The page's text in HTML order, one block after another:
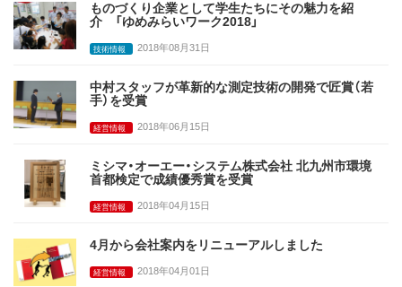
ものづくり企業として学生たちにその魅力を紹
介 「ゆめみらいワーク2018」
技術情報 2018年08月31日
中村スタッフが革新的な測定技術の開発で匠賞（若
手）を受賞
経営情報 2018年06月15日
ミシマ・オーエー・システム株式会社 北九州市環境
首都検定で成績優秀賞を受賞
経営情報 2018年04月15日
4月から会社案内をリニューアルしました
経営情報 2018年04月01日